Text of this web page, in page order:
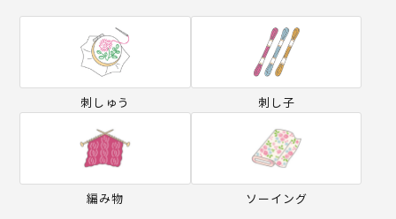
刺しゅう 刺し子
編み物 ソーイング